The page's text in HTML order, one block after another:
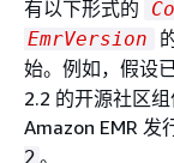
有以下形式的
EmrVersion
始。例如，假设
2.2 的开源社区
Amazon EMR 发
2 。